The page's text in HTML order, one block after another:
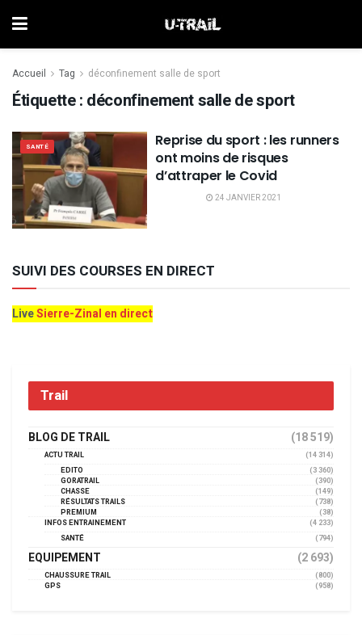
Accueil Tag déconfinement salle de sport
Étiquette : déconfinement salle de sport
SANTÉ
Reprise du sport : les runners
ont moins de risques
d’attraper le Covid
24 JANVIER 2021
SUIVI DES COURSES EN DIRECT
LiveSierre-Zinal en direct
Trail
BLOG DE TRAIL (18 519)
ACTU TRAIL
(14 314)
EDITO
(3 360)
GORATRAIL
(390)
CHASSE
(149)
RÉSULTATS TRAILS
(738)
PREMIUM
(38)
INFOS ENTRAINEMENT
(4 233)
SANTÉ
(794)
EQUIPEMENT (2 693)
CHAUSSURE TRAIL
(800)
GPS
(958)